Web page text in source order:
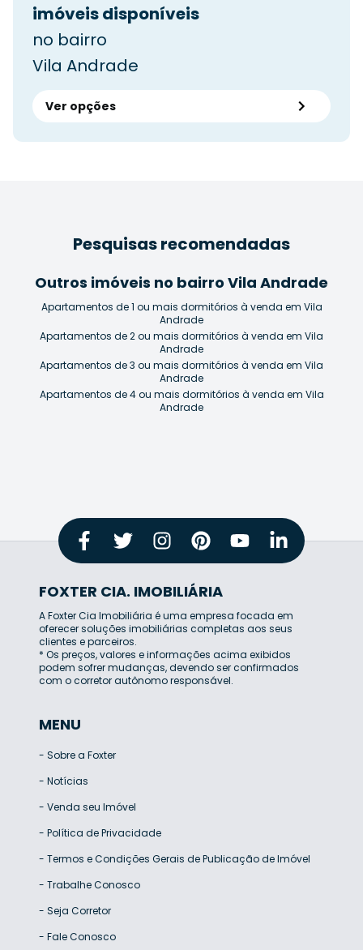
imóveis disponíveis
no bairro
Vila Andrade
Ver opções
Pesquisas recomendadas
Outros imóveis no bairro Vila Andrade
Apartamentos de 1 ou mais dormitórios à venda em Vila
Andrade
Apartamentos de 2 ou mais dormitórios à venda em Vila
Andrade
Apartamentos de 3 ou mais dormitórios à venda em Vila
Andrade
Apartamentos de 4 ou mais dormitórios à venda em Vila
Andrade
FOXTER CIA. IMOBILIÁRIA
A Foxter Cia Imobiliária é uma empresa focada em
oferecer soluções imobiliárias completas aos seus
clientes e parceiros.
* Os preços, valores e informações acima exibidos
podem sofrer mudanças, devendo ser confirmados
com o corretor autônomo responsável.
MENU
- Sobre a Foxter
- Notícias
- Venda seu Imóvel
- Política de Privacidade
- Termos e Condições Gerais de Publicação de Imóvel
- Trabalhe Conosco
- Seja Corretor
- Fale Conosco